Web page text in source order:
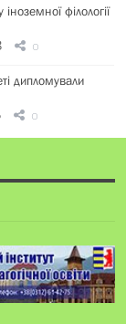
філології
0
дипломували
0